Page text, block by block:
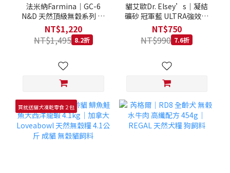
法米納Farmina｜GC-6
N&D 天然頂級無穀系列 室
內/結紮貓 雞肉石榴 1.5KG
NT$1,220
NT$1,495 8.2折
貓艾歐Dr. Elsey’s｜凝結
礦砂 冠軍藍 ULTRA強效除
臭 40LB｜Cat Litter 40磅
士
NT$750
NT$990 7.6折
買就送貓犬凍乾零食２包